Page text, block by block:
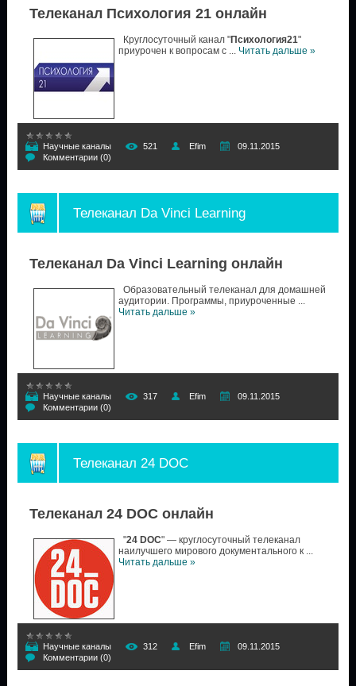
Телеканал Психология 21 онлайн
Круглосуточный канал "Психология21"
приурочен к вопросам с ... Читать дальше »
Научные каналы 521 Efim
09.11.2015
Комментарии (0)
Телеканал Da Vinci Learning
Телеканал Da Vinci Learning онлайн
Образовательный телеканал для домашней
аудитории. Программы, приуроченные ...
Читать дальше »
Научные каналы 317 Efim
09.11.2015
Комментарии (0)
Телеканал 24 DOC
Телеканал 24 DOC онлайн
"24 DOC" — круглосуточный телеканал
наилучшего мирового документального к ...
Читать дальше »
Научные каналы 312 Efim
09.11.2015
Комментарии (0)